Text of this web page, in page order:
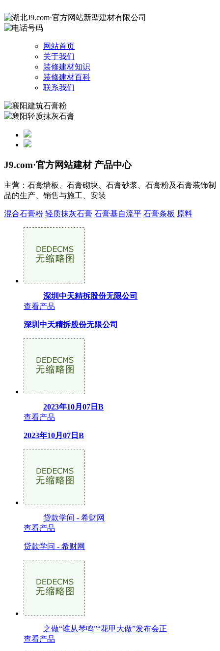
网站首页
关于我们
装修建材知识
装修建材百科
联系我们
J9.com·官方网站建材 产品中心
主营：石膏墙板、石膏砌块、石膏砂浆、石膏粉及石膏装饰制
品的生产、销售与施工、安装
混合石膏粉 轻质抹灰石膏 石膏基自流平 石膏条板 原料
深圳中天精拆股份无限公司
查看产品
深圳中天精拆股份无限公司
2023年10月07日B
查看产品
2023年10月07日B
贷款学问 - 希财网
查看产品
贷款学问 - 希财网
之做“谁从琴鸣”“花甲大做”发布会正
查看产品